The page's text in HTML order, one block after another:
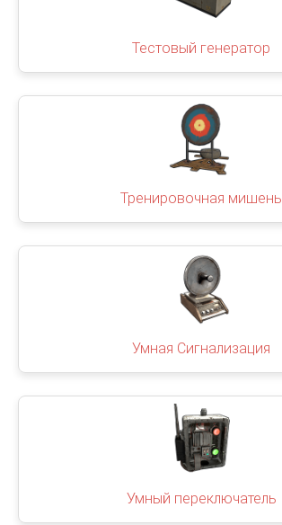
Тестовый генератор
Тренировочная мишень
Умная Сигнализация
Умный переключатель